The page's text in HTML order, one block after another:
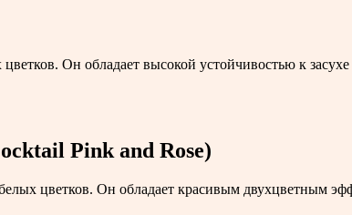
Он обладает высокой устойчивостью к
Pink and Rose)
цветков. Он обладает красивым двухцветным